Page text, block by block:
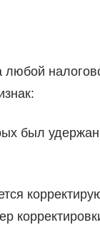
любой
был удержан